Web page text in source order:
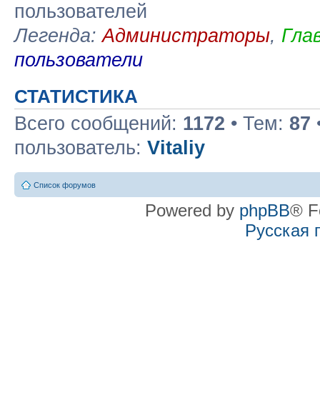
пользователей
Легенда:Администраторы,
пользователи
СТАТИСТИКА
Всего сообщений: 1172 • Тем: 87
пользователь: Vitaliy
Список форумов
Powered by phpBB®
Русская